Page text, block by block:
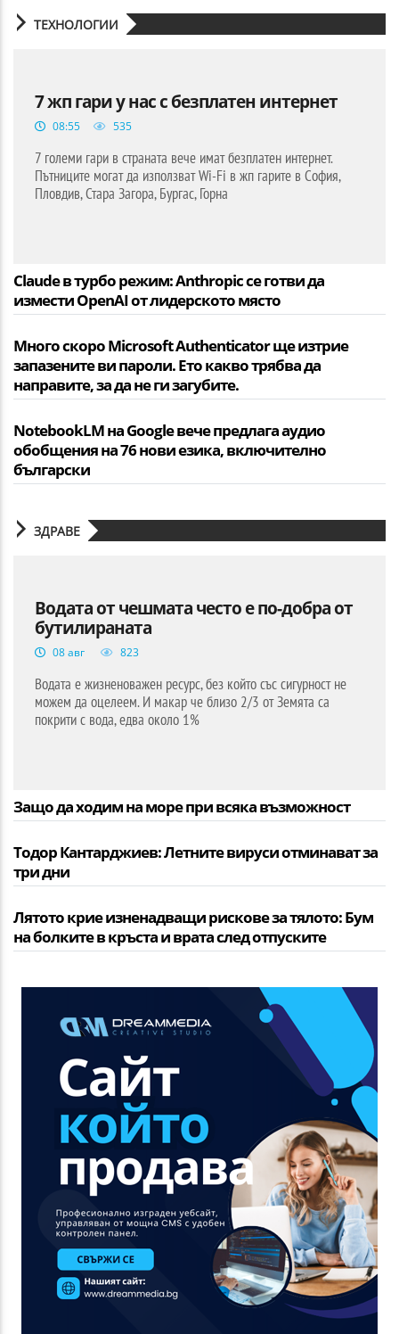
ТЕХНОЛОГИИ
7 жп гари у нас с безплатен интернет
08:55 535
7 големи гари в страната вече имат безплатен интернет.
Пътниците могат да използват Wi-Fi в жп гарите в София,
Пловдив, Стара Загора, Бургас, Горна
Claude в турбо режим: Anthropic се готви да
измести OpenAI от лидерското място
Много скоро Microsoft Authenticator ще изтрие
запазените ви пароли. Ето какво трябва да
направите, за да не ги загубите.
NotebookLM на Google вече предлага аудио
обобщения на 76 нови езика, включително
български
ЗДРАВЕ
Водата от чешмата често е по-добра от
бутилираната
08 авг 823
Водата е жизненоважен ресурс, без който със сигурност не
можем да оцелеем. И макар че близо 2/3 от Земята са
покрити с вода, едва около 1%
Защо да ходим на море при всяка възможност
Тодор Кантарджиев: Летните вируси отминават за
три дни
Лятото крие изненадващи рискове за тялото: Бум
на болките в кръста и врата след отпуските